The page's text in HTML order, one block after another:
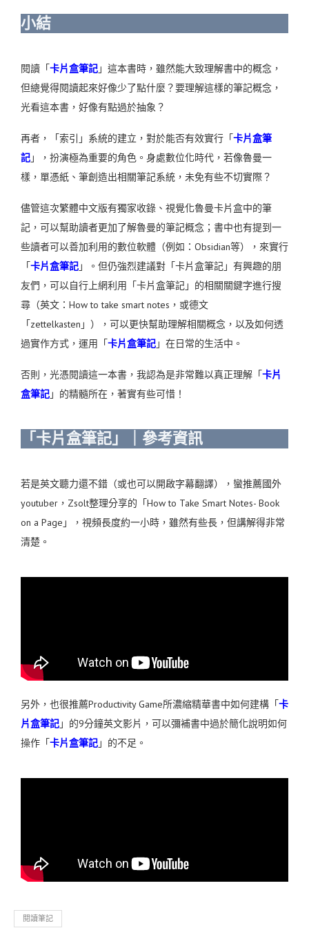
小結
閱讀「卡片盒筆記」這本書時，雖然能大致理解書中的概念，
但總覺得閱讀起來好像少了點什麼？要理解這樣的筆記概念，
光看這本書，好像有點過於抽象？
再者，「索引」系統的建立，對於能否有效實行「卡片盒筆
記」，扮演極為重要的角色。身處數位化時代，若像魯曼一
樣，單憑紙、筆創造出相關筆記系統，未免有些不切實際？
儘管這次繁體中文版有獨家收錄、視覺化魯曼卡片盒中的筆
記，可以幫助讀者更加了解魯曼的筆記概念；書中也有提到一
些讀者可以善加利用的數位軟體（例如：Obsidian等），來實行
「卡片盒筆記」。但仍強烈建議對「卡片盒筆記」有興趣的朋
友們，可以自行上網利用「卡片盒筆記」的相關關鍵字進行搜
尋（英文：How to take smart notes，或德文
「zettelkasten」），可以更快幫助理解相關概念，以及如何透
過實作方式，運用「卡片盒筆記」在日常的生活中。
否則，光憑閱讀這一本書，我認為是非常難以真正理解「卡片
盒筆記」的精髓所在，著實有些可惜！
「卡片盒筆記」｜參考資訊
若是英文聽力還不錯（或也可以開啟字幕翻譯），蠻推薦國外
youtuber，Zsolt整理分享的「How to Take Smart Notes- Book
on a Page」，視頻長度約一小時，雖然有些長，但講解得非常
清楚。
另外，也很推薦Productivity Game所濃縮精華書中如何建構「卡
片盒筆記」的9分鐘英文影片，可以彌補書中過於簡化說明如何
操作「卡片盒筆記」的不足。
閱讀筆記